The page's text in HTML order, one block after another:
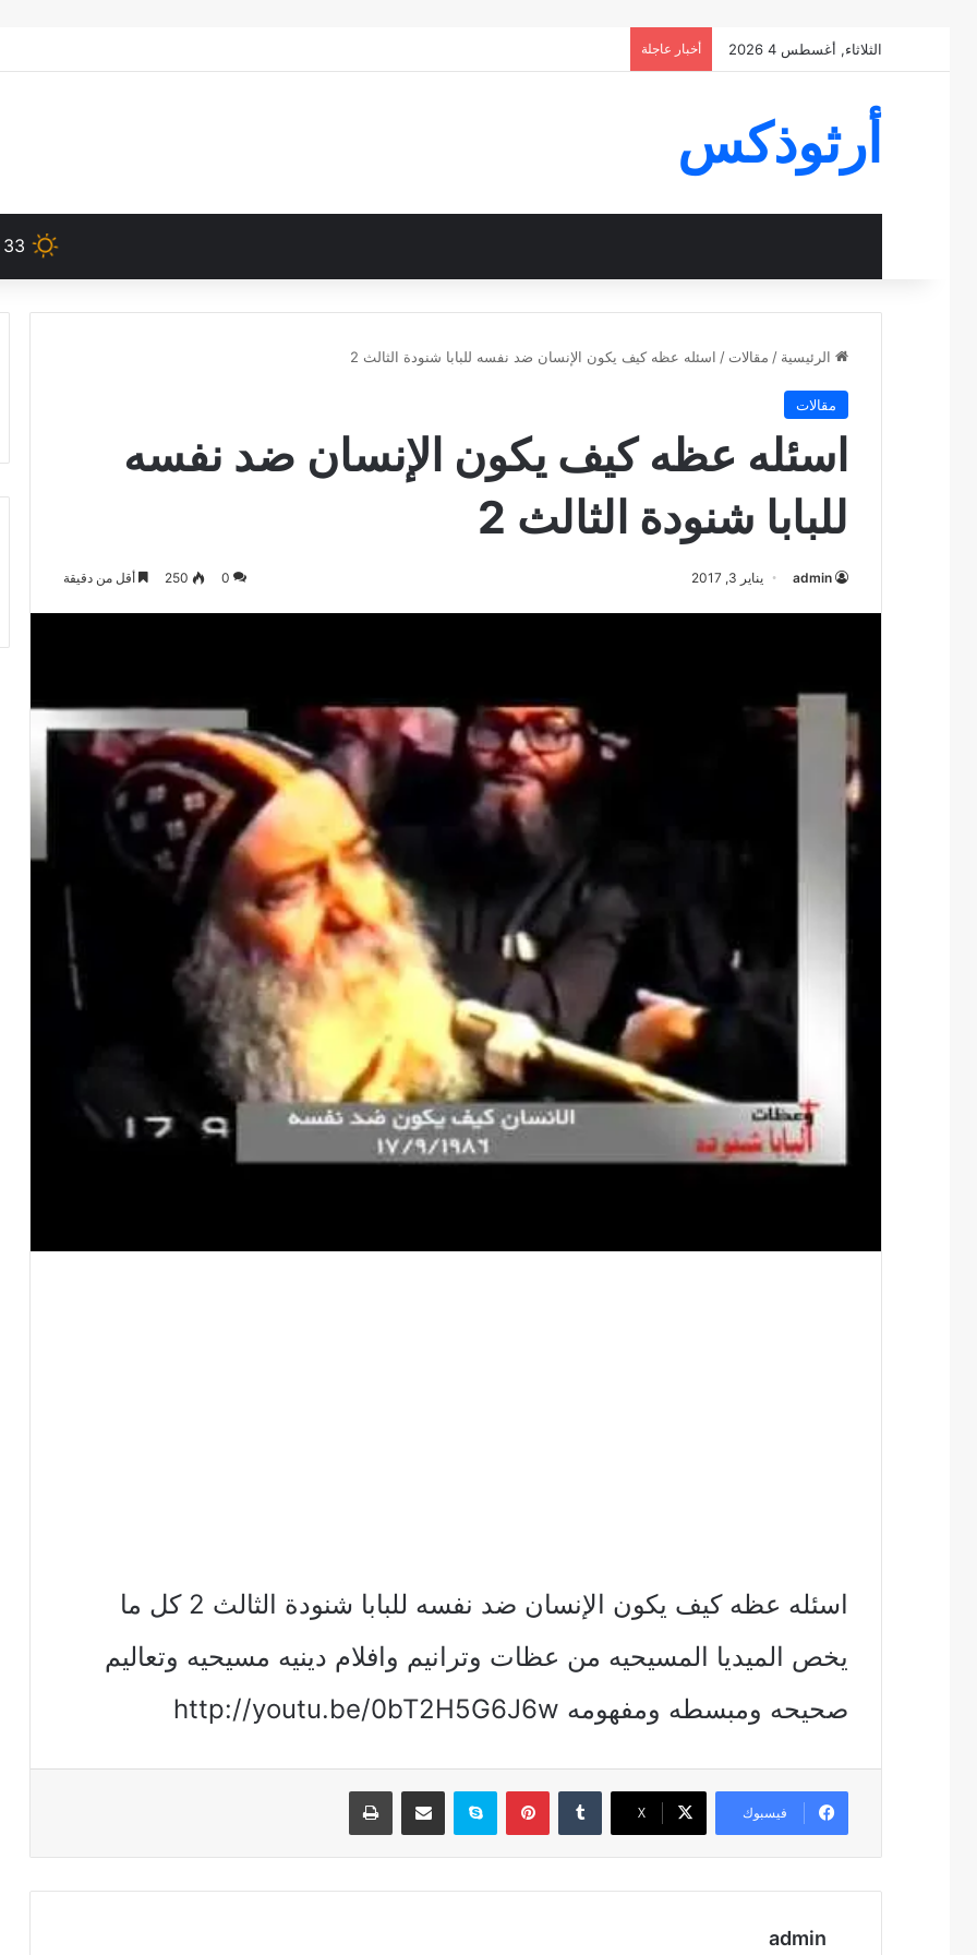
الثلاثاء, أغسطس 4 2026 أخبار عاجلة
أرثوذكس
33
الرئيسية / مقالات / اسئله عظه كيف يكون الإنسان ضد نفسه للبابا شنودة الثالث 2
مقالات
اسئله عظه كيف يكون الإنسان ضد نفسه
للبابا شنودة الثالث 2
admin يناير 3, 2017 0
250 أقل من دقيقة
اسئله عظه كيف يكون الإنسان ضد نفسه للبابا شنودة الثالث 2 كل ما
يخص الميديا المسيحيه من عظات وترانيم وافلام دينيه مسيحيه وتعاليم
صحيحه ومبسطه ومفهومه http://youtu.be/0bT2H5G6J6w
فيسبوك ‫X
بينتيريستسكايب مشاركة عبر البريد طباعة
admin